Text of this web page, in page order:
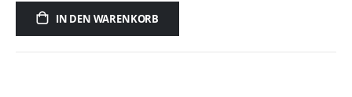
IN DEN WARENKORB